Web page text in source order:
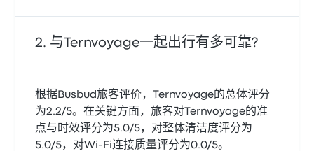
与Ternvoyage一起出行有多可靠?
根据Busbud旅客评价，Ternvoyage的总体评分
为2.2/5。在关键方面，旅客对Ternvoyage的准
点与时效评分为5.0/5，对整体清洁度评分为
5.0/5，对Wi‑Fi连接质量评分为0.0/5。